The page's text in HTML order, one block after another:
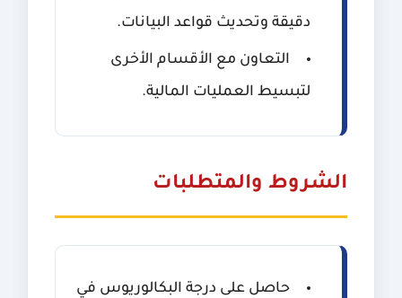
دقيقة وتحديث قواعد البيانات.
التعاون مع الأقسام الأخرى
لتبسيط العمليات المالية.
الشروط والمتطلبات
حاصل على درجة البكالوريوس في